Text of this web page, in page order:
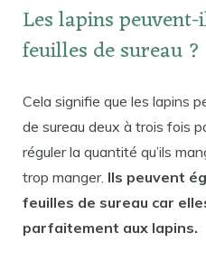
Les lapins
feuilles de sureau ?
Cela signifie que les lapins
de sureau deux à trois fois
réguler la quantité qu’ils
trop manger. Ils peuvent
feuilles de sureau car
parfaitement aux lapins.